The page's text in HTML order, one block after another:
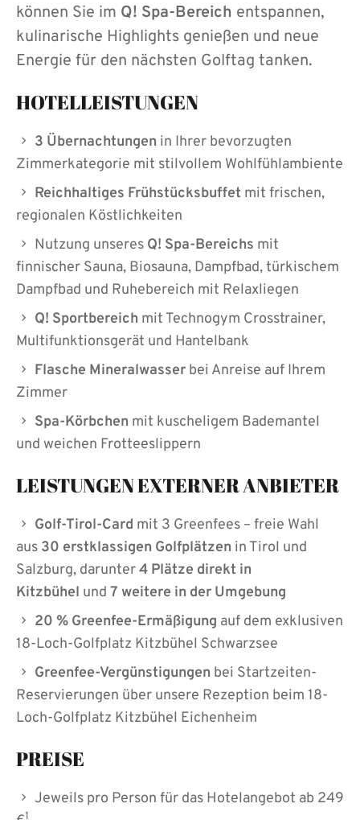
können Sie im Q! Spa-Bereich entspannen,
kulinarische Highlights genießen und neue
Energie für den nächsten Golftag tanken.
HOTELLEISTUNGEN
3 Übernachtungen in Ihrer bevorzugten
Zimmerkategorie mit stilvollem Wohlfühlambiente
Reichhaltiges Frühstücksbuffet mit frischen,
regionalen Köstlichkeiten
Nutzung unseres Q! Spa-Bereichs mit
finnischer Sauna, Biosauna, Dampfbad, türkischem
Dampfbad und Ruhebereich mit Relaxliegen
Q! Sportbereich mit Technogym Crosstrainer,
Multifunktionsgerät und Hantelbank
Flasche Mineralwasser bei Anreise auf Ihrem
Zimmer
Spa-Körbchen mit kuscheligem Bademantel
und weichen Frotteeslippern
LEISTUNGEN EXTERNER ANBIETER
Golf-Tirol-Card mit 3 Greenfees – freie Wahl
aus 30 erstklassigen Golfplätzen in Tirol und
Salzburg, darunter4 Plätze direkt in
Kitzbühel und 7 weitere in der Umgebung
20 % Greenfee-Ermäßigung auf dem exklusiven
18-Loch-Golfplatz Kitzbühel Schwarzsee
Greenfee-Vergünstigungen bei Startzeiten-
Reservierungen über unsere Rezeption beim 18-
Loch-Golfplatz Kitzbühel Eichenheim
PREISE
Jeweils pro Person für das Hotelangebot ab 249
1